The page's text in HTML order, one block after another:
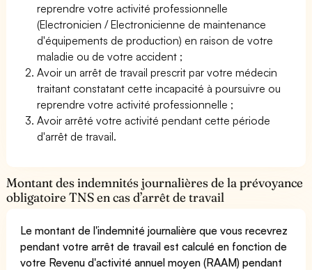
reprendre votre activité professionnelle
(Electronicien / Electronicienne de maintenance
d'équipements de production) en raison de votre
maladie ou de votre accident ;
Avoir un arrêt de travail prescrit par votre médecin
traitant constatant cette incapacité à poursuivre ou
reprendre votre activité professionnelle ;
Avoir arrêté votre activité pendant cette période
d'arrêt de travail.
Montant des indemnités journalières de la prévoyance
obligatoire TNS en cas d’arrêt de travail
Le montant de l'indemnité journalière que vous recevrez
pendant votre arrêt de travail est calculé en fonction de
votre Revenu d'activité annuel moyen (RAAM) pendant